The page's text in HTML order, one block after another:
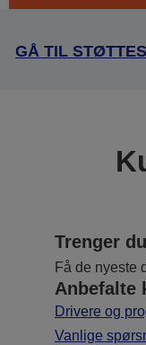
GÅ TIL
Trenger
Få de nyeste
Anbefalte
Drivere og
Vanlige